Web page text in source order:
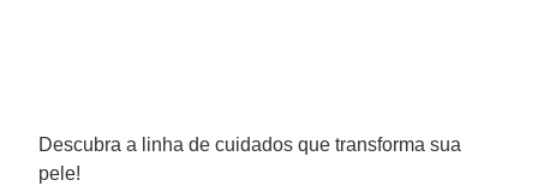
Descubra a linha de cuidados que transforma sua
pele!